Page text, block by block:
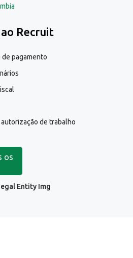
Recruit
de pagamento
de trabalho
os